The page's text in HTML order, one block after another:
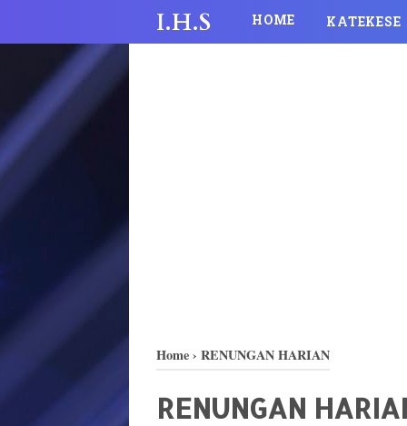
I.H.S HOME KATEKESE
Home› RENUNGAN HARIAN
RENUNGAN